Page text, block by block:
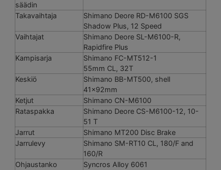
säädin
Takavaihtaja
Shimano Deore RD-M6100 SGS
Shadow Plus, 12 Speed
Vaihtajat
Shimano Deore SL-M6100-R,
Rapidfire Plus
Kampisarja
Shimano FC-MT512-1
55mm CL, 32T
Keskiö
Shimano BB-MT500, shell
41x92mm
Ketjut
Shimano CN-M6100
Rataspakka
Shimano Deore CS-M6100-12, 10-
51 T
Jarrut
Shimano MT200 Disc Brake
Jarrulevy
Shimano SM-RT10 CL, 180/F and
160/R
Ohjaustanko
Syncros Alloy 6061